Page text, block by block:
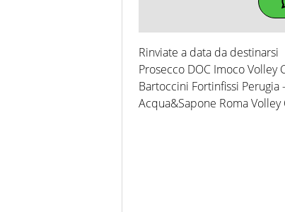
Rinviate a data da destinarsi
Prosecco DOC Imoco Volley
Bartoccini Fortinfissi Perugia
Acqua&Sapone Roma